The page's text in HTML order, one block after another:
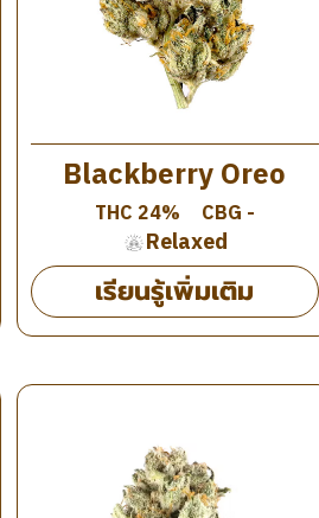
Blackberry Oreo
THC 24% CBG -
Relaxed
เรียนรู้เพิ่มเติม